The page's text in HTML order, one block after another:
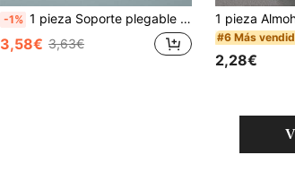
-1% 1 pieza Soporte plegable y ajustable en altura para teléfono portátil, esencial para mujeres en viajes y cocina, compatible con todos los teléfonos
3,58€ 3,63€ #6 Más
2,28€